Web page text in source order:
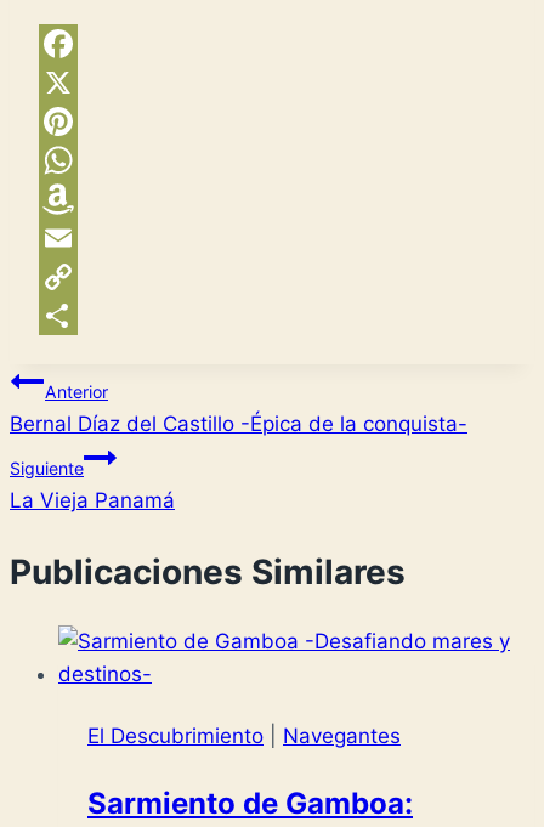
Facebook
X
Pinterest
WhatsApp
Amazon
Wish
List
Email
Copy
Navegación
de
entradas
Anterior
Bernal Díaz del Castillo -Épica de la conquista-
Siguiente
La Vieja Panamá
Publicaciones Similares
El Descubrimiento Navegantes
Sarmiento de Gamboa: